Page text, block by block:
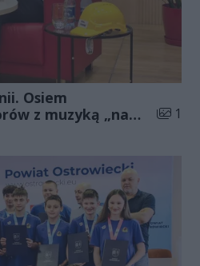
Osiem
z muzyką „na
Liczba
1